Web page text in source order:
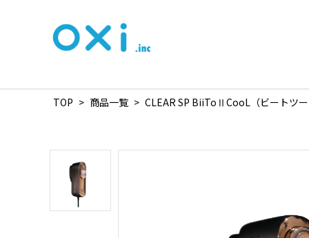
TOP > 商品一覧 > CLEAR SP BiiToⅡCooL（ビートツ